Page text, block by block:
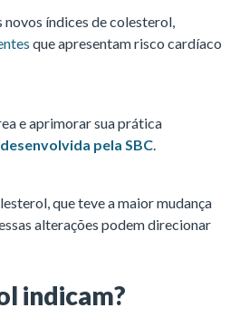
novos índices de colesterol,
que apresentam risco cardíaco
e aprimorar sua prática
pela SBC.
que teve a maior mudança
alterações podem direcionar
indicam?